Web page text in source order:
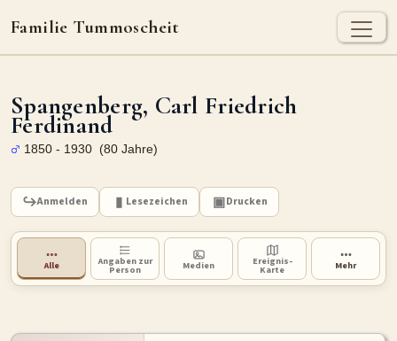
Familie Tummoscheit
Jan Tummoscheit Kai Tummoscheit Klaus Tummoscheit
STAMMBAUM
Orte Historische Karte
Geografische Namensverteilung - Heute
Dokumente Kirchenbucheinträge Standesamteinträge
Spangenberg, Carl Friedrich
Ferdinand
1850 - 1930 (80 Jahre)
Anmelden Lesezeichen Drucken
Alle Angaben zur
Person Medien Ereignis-
Karte Mehr